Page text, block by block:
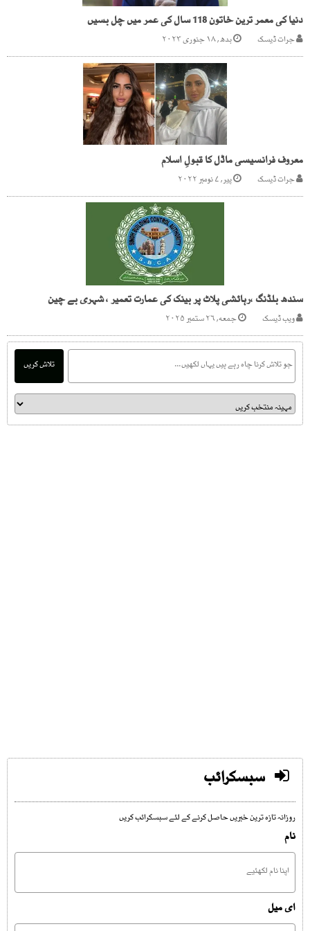
دنیا کی معمر ترین خاتون 118 سال کی عمر میں چل بسیں
جرات ڈیسک بدھ, ۱۸ جنوری ۲۰۲۳
معروف فرانسیسی ماڈل کا قبولِ اسلام
جرات ڈیسک پیر, ۷ نومبر ۲۰۲۲
سندھ بلڈنگ ،رہائشی پلاٹ پر بینک کی عمارت تعمیر ، شہری بے چین
ویب ڈیسک جمعه, ۲۶ ستمبر ۲۰۲۵
تلاش کریں
سبسکرائب
روزانہ تازہ ترین خبریں حاصل کرنے کے لئے سبسکرائب کریں
نام
ای میل